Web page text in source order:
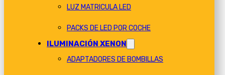
LUZ MATRICULA LED
PACKS DE LED POR COCHE
ILUMINACIÓN XENON
ADAPTADORES DE BOMBILLAS